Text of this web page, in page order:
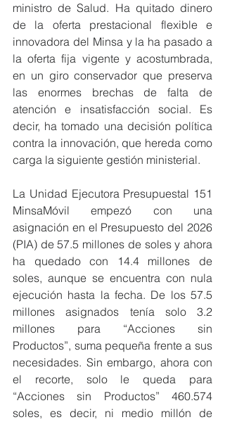
ministro de Salud. Ha quitado dinero
de la oferta prestacional flexible e
innovadora del Minsa y la ha pasado a
la oferta fija vigente y acostumbrada,
en un giro conservador que preserva
las enormes brechas de falta de
atención e insatisfacción social. Es
decir, ha tomado una decisión política
contra la innovación, que hereda como
carga la siguiente gestión ministerial.
La Unidad Ejecutora Presupuestal 151
MinsaMóvil empezó con una
asignación en el Presupuesto del 2026
(PIA) de 57.5 millones de soles y ahora
ha quedado con 14.4 millones de
soles, aunque se encuentra con nula
ejecución hasta la fecha. De los 57.5
millones asignados tenía solo 3.2
millones para “Acciones sin
Productos”, suma pequeña frente a sus
necesidades. Sin embargo, ahora con
el recorte, solo le queda para
“Acciones sin Productos” 460.574
soles, es decir, ni medio millón de